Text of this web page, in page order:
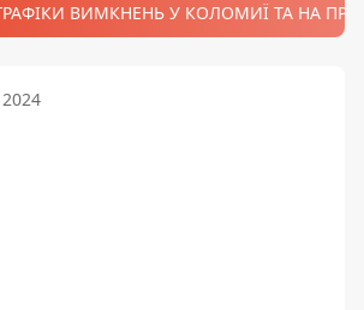
ВИМКНЕНЬ У КОЛОМИЇ ТА НА